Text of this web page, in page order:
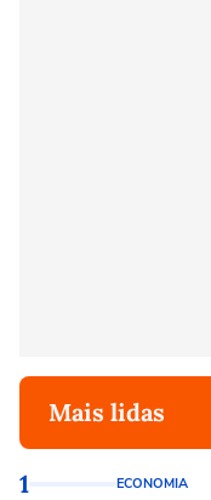
Mais lidas
1 ECONOMIA